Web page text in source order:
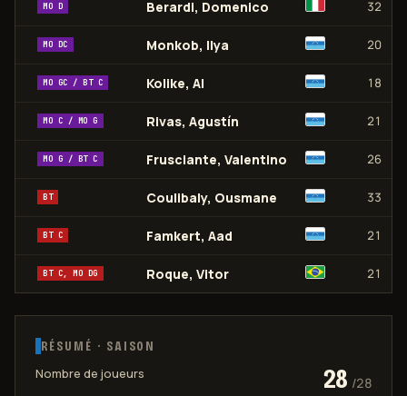
MO D Berardi, Domenico 32
MO DC Monkob, Ilya 20
MO GC / BT C Kolike, Al 18
MO C / MO G Rivas, Agustín 21
MO G / BT C Frusciante, Valentino 26
BT Coulibaly, Ousmane 33
BT C Famkert, Aad 21
BT C, MO DG Roque, Vitor 21
RÉSUMÉ · SAISON
Nombre de joueurs 28 /28